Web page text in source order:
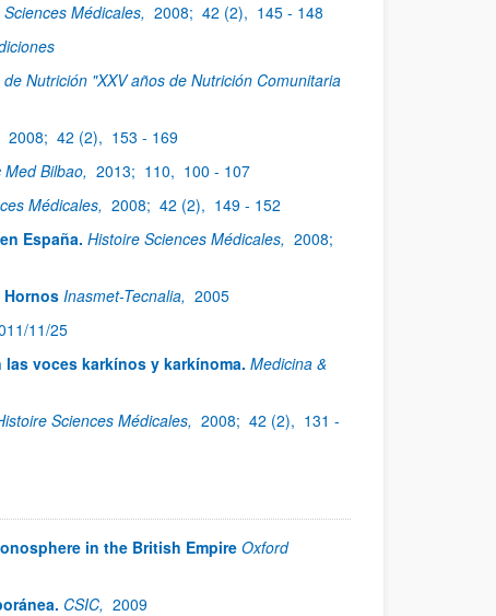
Médicales, 2008; 42 (2), 145 - 148
Nutrición "XXV años de Nutrición Comunitaria
2008; 42 (2), 153 - 169
Med Bilbao, 2013; 110, 100 - 107
Médicales, 2008; 42 (2), 149 - 152
España. Histoire Sciences Médicales, 2008;
Hornos Inasmet-Tecnalia, 2005
11/25
voces karkínos y karkínoma. Medicina &
Sciences Médicales, 2008; 42 (2), 131 -
in the British Empire Oxford
CSIC, 2009